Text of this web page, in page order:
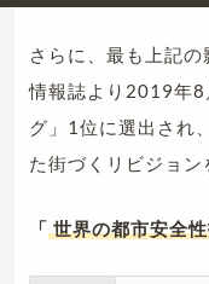
さらに、最も上記
情報誌より2019年8
グ」1位に選出され
た街づくリビジョン
「 世界の都市安全